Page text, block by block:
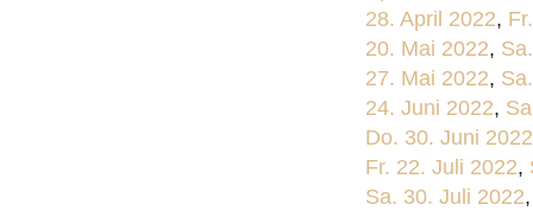
28. April 2022,
20. Mai 2022,
27. Mai 2022,
24. Juni 2022,
Do. 30. Juni 2022
Fr. 22. Juli 2022,
Sa. 30. Juli 2022